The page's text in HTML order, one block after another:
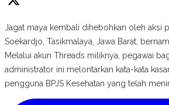
Jagat maya kembali dihebohkan oleh aksi
Soekardjo, Tasikmalaya, Jawa Barat,
Melalui akun Threads miliknya, pegawai
administrator ini melontarkan kata-kata
pengguna BPJS Kesehatan yang telah